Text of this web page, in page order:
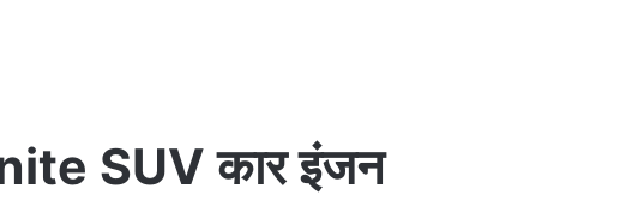
SUV कार इंजन